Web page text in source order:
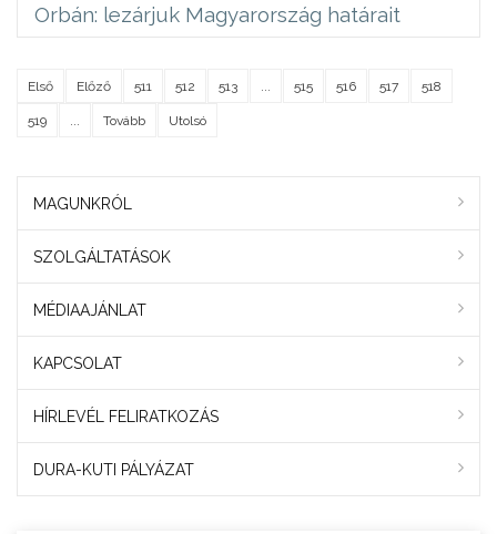
Orbán: lezárjuk Magyarország határait
Első Előző 511 512 513 515 516 517 518
519 Tovább Utolsó
MAGUNKRÓL
SZOLGÁLTATÁSOK
MÉDIAAJÁNLAT
KAPCSOLAT
HÍRLEVÉL FELIRATKOZÁS
DURA-KUTI PÁLYÁZAT